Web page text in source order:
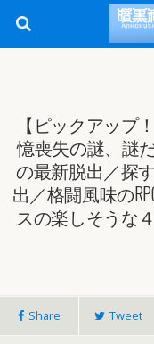
【ピックアップ
憶喪失の謎、謎
の最新脱出／探
出／格闘風味の
スの楽しそうな
Share Tweet